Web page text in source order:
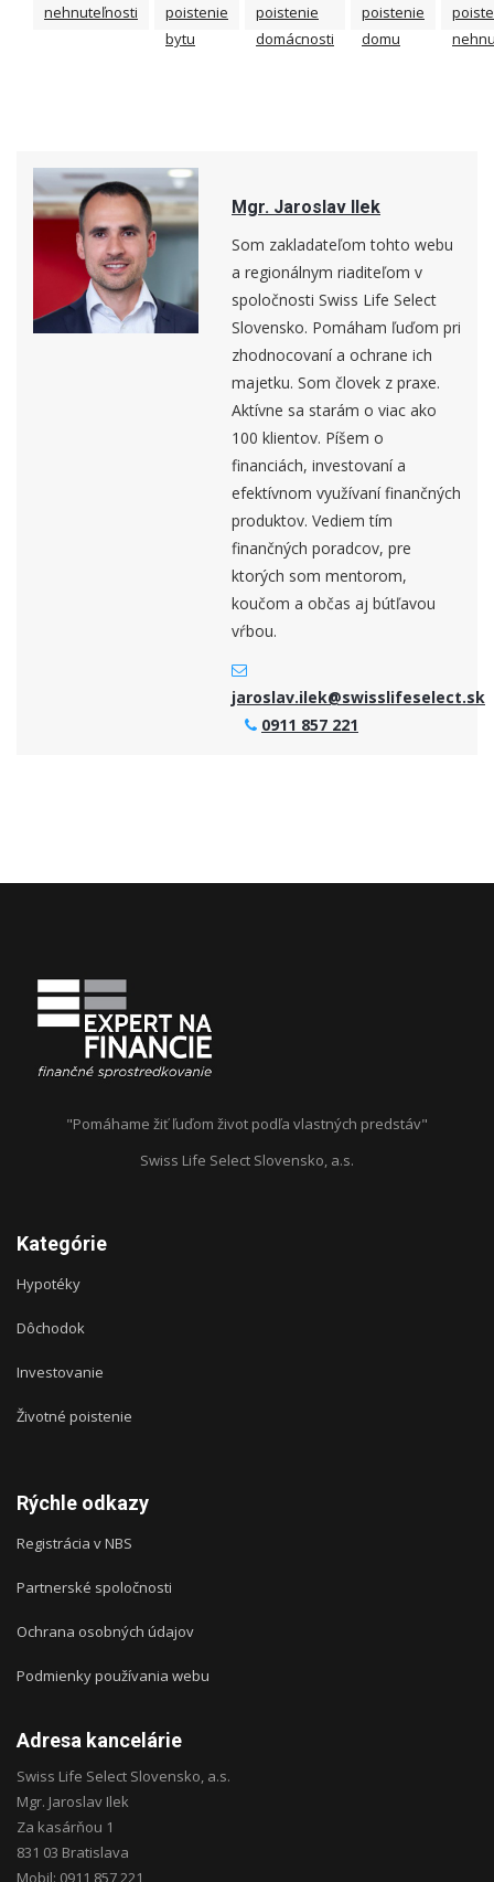
nehnuteľnosti
poistenie
bytu
poistenie
domácnosti
poistenie
domu
Mgr. Jaroslav Ilek
Som zakladateľom tohto webu
a regionálnym riaditeľom v
spoločnosti Swiss Life Select
Slovensko. Pomáham ľuďom pri
zhodnocovaní a ochrane ich
majetku. Som človek z praxe.
Aktívne sa starám o viac ako
100 klientov. Píšem o
financiách, investovaní a
efektívnom využívaní finančných
produktov. Vediem tím
finančných poradcov, pre
ktorých som mentorom,
koučom a občas aj bútľavou
vŕbou.
jaroslav.ilek@swisslifeselect.sk
0911 857 221
"Pomáhame žiť ľuďom život podľa vlastných predstáv"
Swiss Life Select Slovensko, a.s.
Kategórie
Hypotéky
Dôchodok
Investovanie
Životné poistenie
Rýchle odkazy
Registrácia v NBS
Partnerské spoločnosti
Ochrana osobných údajov
Podmienky používania webu
Adresa kancelárie
Swiss Life Select Slovensko, a.s.
Mgr. Jaroslav Ilek
Za kasárňou 1
831 03 Bratislava